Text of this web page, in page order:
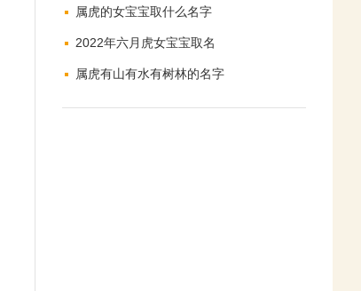
属虎的女宝宝取什么名字
2022年六月虎女宝宝取名
属虎有山有水有树林的名字